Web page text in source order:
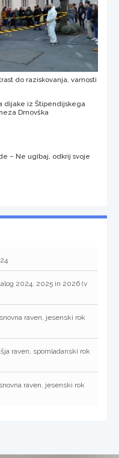
do raziskovanja, varnosti
dijake iz Štipendijskega
Drnovška
– Ne ugibaj, odkrij svoje
2024, 2025 in 2026 (v
raven, jesenski rok
raven, spomladanski rok
raven, jesenski rok